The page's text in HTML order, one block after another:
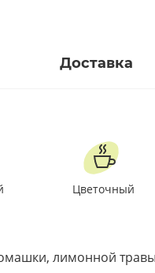
Доставка
Цветочный
лимонной